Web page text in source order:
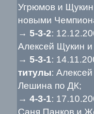
Угрюмов и
новыми
→ 5-3-2:
Алексей Щукин
→ 5-3-1:
титулы:
Лешина по ДК;
→ 4-3-1:
Саня Панков и